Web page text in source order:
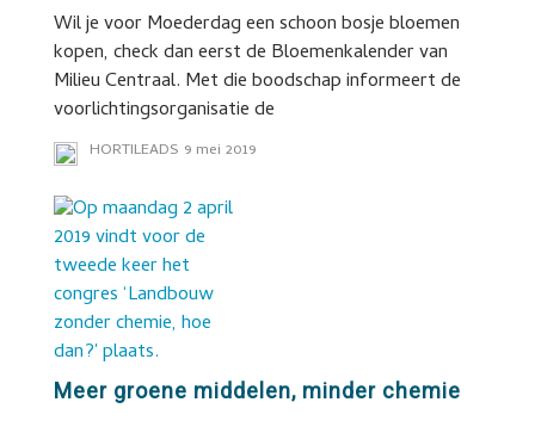
Wil je voor Moederdag een schoon bosje bloemen
kopen, check dan eerst de Bloemenkalender van
Milieu Centraal. Met die boodschap informeert de
voorlichtingsorganisatie de
HORTILEADS 9 mei 2019
Meer groene middelen, minder chemie